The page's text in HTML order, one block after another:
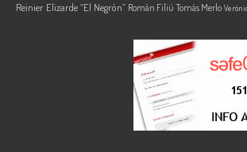
Reinier Elizarde “El Negrón” Román Filiú Tomás Merlo